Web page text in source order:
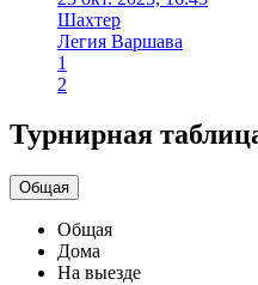
Шахтер
Легия Варшава
1
2
Турнирная
Общая
Общая
Дома
На выезде